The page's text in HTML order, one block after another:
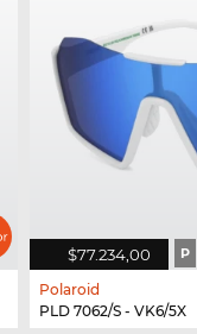
$77.234,00 P
Polaroid
PLD 7062/S - VK6/5X